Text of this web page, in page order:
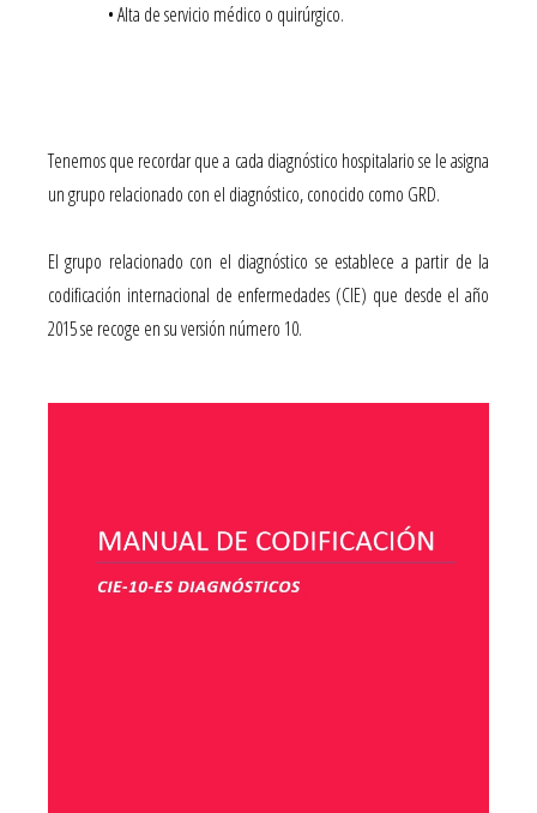
• Alta de servicio médico o quirúrgico.
Tenemos que recordar que a cada diagnóstico hospitalario se le asigna
un grupo relacionado con el diagnóstico, conocido como GRD.
El grupo relacionado con el diagnóstico se establece a partir de la
codificación internacional de enfermedades (CIE) que desde el año
2015 se recoge en su versión número 10.